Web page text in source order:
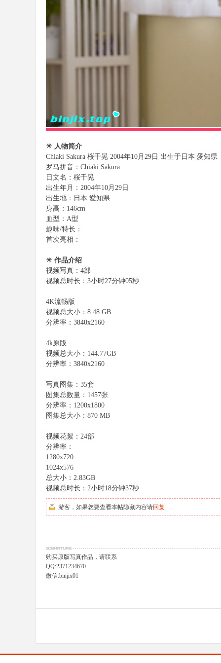
☀ 人物简介
Chiaki Sakura 桜千晃 2004年10月29日 出生于日本 愛知県
罗马拼音：Chiaki Sakura
日文名：桜千晃
出生年月：2004年10月29日
出生地：日本 愛知県
身高：146cm
血型：A型
趣味/特长：
首次亮相：
☀ 作品介绍
视频写真：4部
视频总时长：3小时27分钟05秒
4K流畅版
视频总大小：8.48 GB
分辨率：3840x2160
4k原版
视频总大小：144.77GB
分辨率：3840x2160
写真图集：35套
图集总数量：1457张
分辨率：1200x1800
图集总大小：870 MB
视频花絮：24部
分辨率：
1280x720
1024x576
总大小：2.83GB
视频总时长：2小时18分钟37秒
游客，如果您要查看本帖隐藏内容请回复
购买原版写真作品，请联系
QQ:2371234670
微信:binjix01